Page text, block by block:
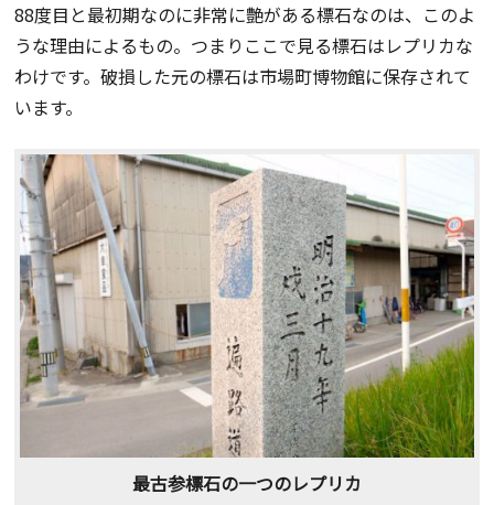
88度目と最初期なのに非常に艶がある標石なのは、このよ
うな理由によるもの。つまりここで見る標石はレプリカな
わけです。破損した元の標石は市場町博物館に保存されて
います。
最古参標石の一つのレプリカ